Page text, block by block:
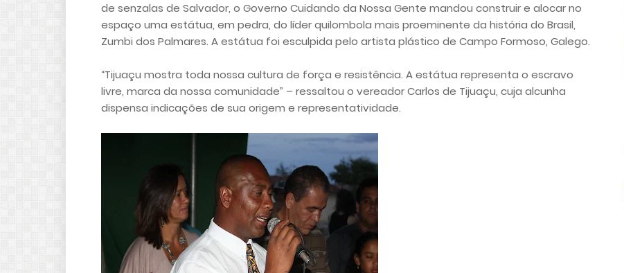
de senzalas de Salvador, o Governo Cuidando da Nossa Gente mandou construir e alocar no
espaço uma estátua, em pedra, do líder quilombola mais proeminente da história do Brasil,
Zumbi dos Palmares. A estátua foi esculpida pelo artista plástico de Campo Formoso, Galego.
“Tijuaçu mostra toda nossa cultura de força e resistência. A estátua representa o escravo
livre, marca da nossa comunidade” – ressaltou o vereador Carlos de Tijuaçu, cuja alcunha
dispensa indicações de sua origem e representatividade.